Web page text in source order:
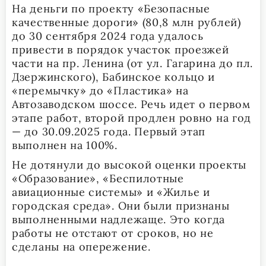
На деньги по проекту «Безопасные
качественные дороги» (80,8 млн рублей)
до 30 сентября 2024 года удалось
привести в порядок участок проезжей
части на пр. Ленина (от ул. Гагарина до пл.
Дзержинского), Бабинское кольцо и
«перемычку» до «Пластика» на
Автозаводском шоссе. Речь идет о первом
этапе работ, второй продлен ровно на год
— до 30.09.2025 года. Первый этап
выполнен на 100%.
Не дотянули до высокой оценки проекты
«Образование», «Беспилотные
авиационные системы» и «Жилье и
городская среда». Они были признаны
выполненными надлежаще. Это когда
работы не отстают от сроков, но не
сделаны на опережение.